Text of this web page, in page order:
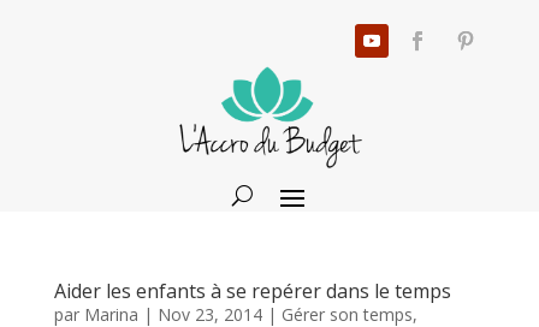
Aider les enfants à se repérer dans le temps
par Marina | Nov 23, 2014| Gérer son temps,